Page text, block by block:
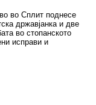
во Сплит поднесе
државјанка и две
во стопанското
исправи и